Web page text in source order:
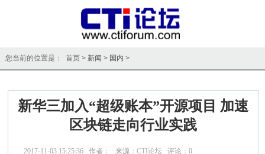
您当前的位置是： 首页 > 新闻 > 国内 >
新华三加入“超级账本”开源项目 加速
区块链走向行业实践
2017-11-03 15:25:36 作者： 来源：CTI论坛 评论：0